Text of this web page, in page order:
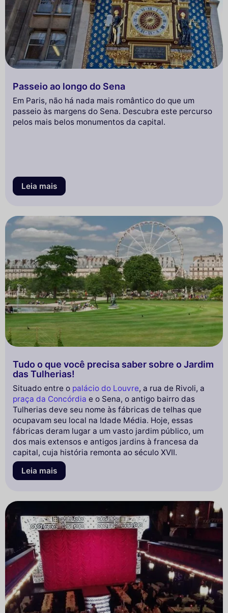
Passeio ao longo do Sena
Em Paris, não há nada mais romântico do que um
passeio às margens do Sena. Descubra este percurso
pelos mais belos monumentos da capital.
Leia mais
Tudo o que você precisa saber sobre o Jardim
das Tulherias!
Situado entre o palácio do Louvre, a rua de Rivoli, a
praça da Concórdia e o Sena, o antigo bairro das
Tulherias deve seu nome às fábricas de telhas que
ocupavam seu local na Idade Média. Hoje, essas
fábricas deram lugar a um vasto jardim público, um
dos mais extensos e antigos jardins à francesa da
capital, cuja história remonta ao século XVII.
Leia mais